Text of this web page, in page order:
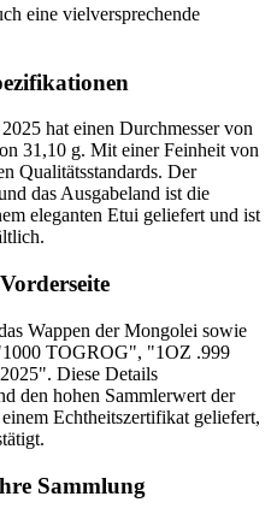
eine vielversprechende
hat einen Durchmesser von
31,10 g. Mit einer Feinheit von
Qualitätsstandards. Der
das Ausgabeland ist die
eleganten Etui geliefert und ist
Wappen der Mongolei sowie
TOGROG", "1OZ .999
Diese Details
den hohen Sammlerwert der
Echtheitszertifikat geliefert,
Sammlung